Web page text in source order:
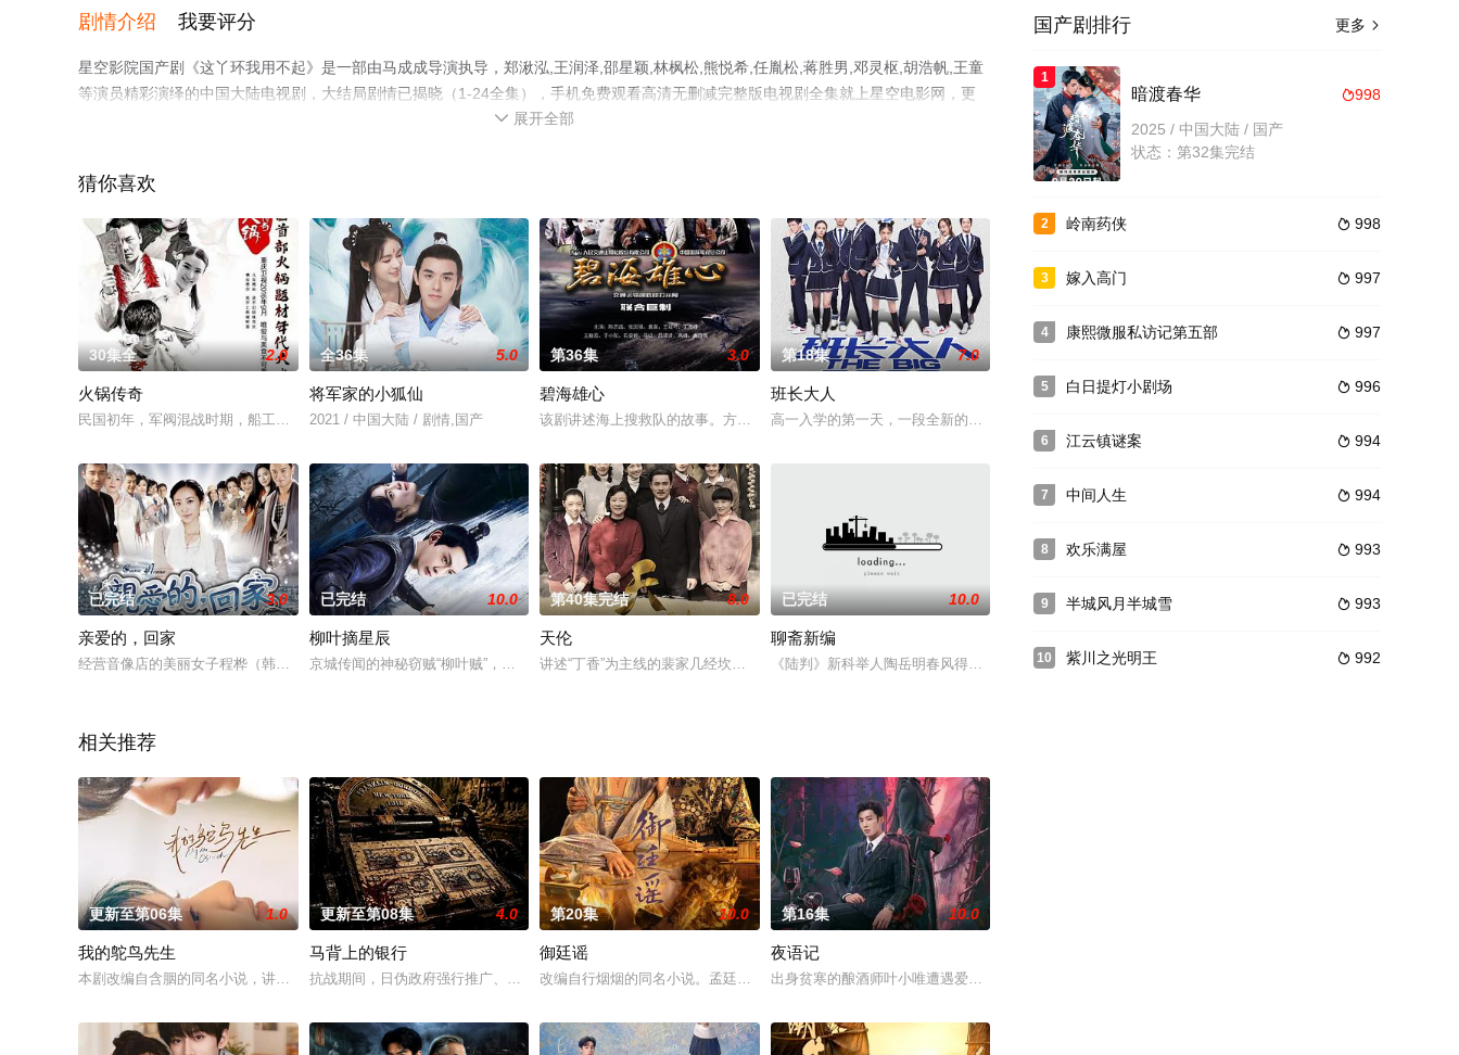
剧情介绍 我要评分
星空影院国产剧《这丫环我用不起》是一部由马成成导演执导，郑湫泓,王润泽,邵星颖,林枫松,熊悦希,任胤松,蒋胜男,邓灵枢,胡浩帆,王童
等演员精彩演绎的中国大陆电视剧，大结局剧情已揭晓（1-24全集），手机免费观看高清无删减完整版电视剧全集就上星空电影网，更
多相关信息可移步至豆瓣电视剧、电视猫或剧情网等平台了解。 展开全部
猜你喜欢
30集全 2.0
火锅传奇
民国初年，军阀混战时期，船工子弟陈二娃在机缘巧合下，在重庆较场坝开了一家火锅馆。躲债的富家小姐李若兰、为清剿山匪而潜心卧底的魏天南和一心想讨老婆的大龄青年
全36集 5.0
将军家的小狐仙
2021 / 中国大陆 / 剧情,国产
第36集 3.0
碧海雄心
该剧讲述海上搜救队的故事。方天兴的父亲和现在基地主任杜红兵曾经是潜水师兄弟、救助局同事。当年，在一次救助行动中，方天兴的父亲将自
第18集 7.0
班长大人
高一入学的第一天，一段全新的生活即将开启，叶木栖充满了兴奋。她之所以如此兴奋，除了对新生活的好
已完结 3.0
亲爱的，回家
经营音像店的美丽女子程桦（韩雪 饰）因走私盗版光盘而被判处有期徒刑一年，其父亲也突发心脏病倒地。在丈夫邵军（蒋毅 饰）的安排下，他们夫妻假意离婚以保留程家
已完结 10.0
柳叶摘星辰
京城传闻的神秘窃贼“柳叶贼”，其名柳蓉，十三年前在南方水患中被苏国公所救，为报答其救命之恩，柳蓉以苏国公之女“苏锦珍”的身份嫁给许慕辰。夫妻双方对于这段“
第40集完结 8.0
天伦
讲述“丁香”为主线的裴家几经坎坷的家族变迁。
已完结 10.0
聊斋新编
《陆判》新科举人陶岳明春风得意，在寻找生母途中得到了大家闺秀朱绮婷的帮助，并与冥府的陆判相逢，
相关推荐
更新至第06集 1.0
我的鸵鸟先生
本剧改编自含胭的同名小说，讲述了邻家女孩庞倩（苏晓彤 饰）与童年时因一场意外落下身体残缺的少年顾铭夕（何洛洛 饰）的成长印记与深深联结。两人在命运波折中相
更新至第08集 4.0
马背上的银行
抗战期间，日伪政府强行推广、使用由“中国准备银行”发行的伪钞货币。根据党中央指示，高景波、徐邵梁、孙希光和黄鹰等人开始筹备建立冀南银行，手艺人张宝田在共产
第20集 10.0
御廷谣
改编自行烟烟的同名小说。孟廷辉，大平王朝有史以来个以女子进士科三元及第入翰林院的奇女子。十年前的她被他从死人堆里救出来，蓬头垢面
第16集 10.0
夜语记
出身贫寒的酿酒师叶小唯遭遇爱人程桉、恩师林晚媚的双重背叛。她从恨意中涅槃重生，借私生女桑落的身
更多 
国产剧排行
1
998
暗渡春华
2025 / 中国大陆 / 国产
状态：第32集完结
2  998
岭南药侠
3  997
嫁入高门
4  997
康熙微服私访记第五部
5  996
白日提灯小剧场
6  994
江云镇谜案
7  994
中间人生
8  993
欢乐满屋
9  993
半城风月半城雪
10  992
紫川之光明王